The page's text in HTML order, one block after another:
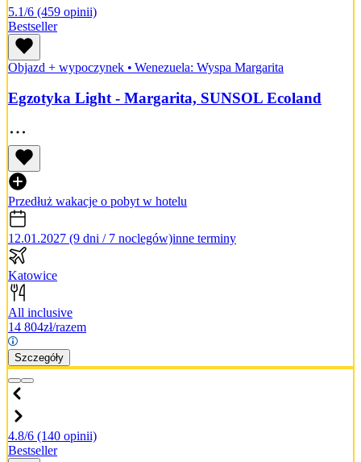
5.1/6 (459 opinii)
Bestseller
Objazd + wypoczynek • Wenezuela: Wyspa Margarita
Egzotyka Light - Margarita, SUNSOL Ecoland
Przedłuż wakacje o pobyt w hotelu
12.01.2027 (9 dni / 7 noclegów)inne terminy
Katowice
All inclusive
14 804zł/razem
Szczegóły
4.8/6 (140 opinii)
Bestseller